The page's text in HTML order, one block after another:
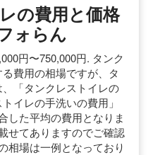
の費用と価格
ォらん
円〜750,000円. タンク
費用の相場ですが、タ
「タンクレストイレの
イレの手洗いの費用」
した平均の費用となりま
せてありますのでご確認
相場は一例となっており